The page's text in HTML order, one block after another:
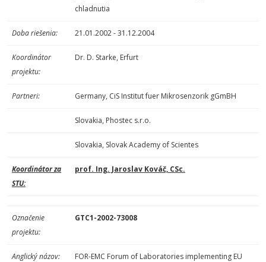
chladnutia
Doba riešenia: 21.01.2002 - 31.12.2004
Koordinátor
projektu:
Dr. D. Starke, Erfurt
Partneri: Germany, CiS Institut fuer Mikrosenzorik gGmBH
Slovakia, Phostec s.r.o.
Slovakia, Slovak Academy of Scientes
Koordinátor za
STU:
prof. Ing. Jaroslav Kováč, CSc.
Označenie
projektu:
GTC1-2002-73008
Anglický názov: FOR-EMC Forum of Laboratories implementing EU